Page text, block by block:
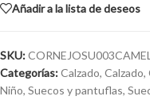
Añadir a la lista de deseos
SKU:CORNEJOSU003CAMEL
Categorías:Calzado, Calzado,
Niño, Suecos y pantuflas,